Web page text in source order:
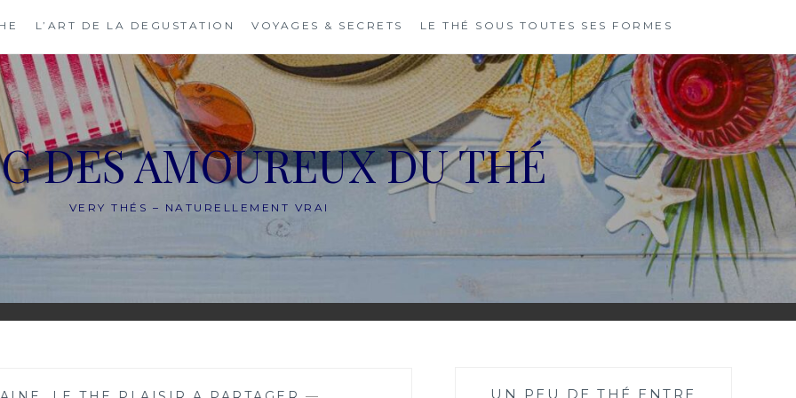
L’ART DE LA DEGUSTATION VOYAGES & SECRETS LE THÉ SOUS TOUTES SES FORMES
DES AMOUREUX DU THÉ
VERY THÉS – NATURELLEMENT VRAI
UN PEU DE THÉ ENTRE